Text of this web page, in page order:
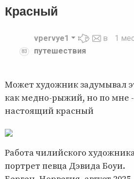
Красный
1
83
vpervye1
в
путешествия
Может художник задумывал
как медно-рыжий, но по мне
настоящий красный
Работа чилийского
портрет певца Дэвида Боуи.